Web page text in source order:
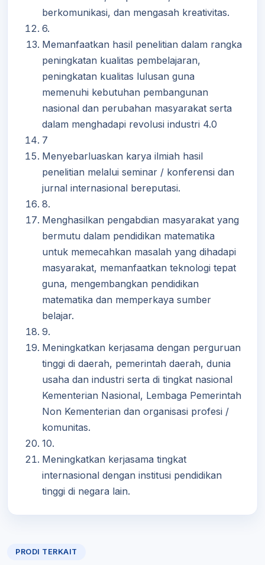
berkomunikasi, dan mengasah kreativitas.
6.
Memanfaatkan hasil penelitian dalam rangka
peningkatan kualitas pembelajaran,
peningkatan kualitas lulusan guna
memenuhi kebutuhan pembangunan
nasional dan perubahan masyarakat serta
dalam menghadapi revolusi industri 4.0
7
Menyebarluaskan karya ilmiah hasil
penelitian melalui seminar / konferensi dan
jurnal internasional bereputasi.
8.
Menghasilkan pengabdian masyarakat yang
bermutu dalam pendidikan matematika
untuk memecahkan masalah yang dihadapi
masyarakat, memanfaatkan teknologi tepat
guna, mengembangkan pendidikan
matematika dan memperkaya sumber
belajar.
9.
Meningkatkan kerjasama dengan perguruan
tinggi di daerah, pemerintah daerah, dunia
usaha dan industri serta di tingkat nasional
Kementerian Nasional, Lembaga Pemerintah
Non Kementerian dan organisasi profesi /
komunitas.
10.
Meningkatkan kerjasama tingkat
internasional dengan institusi pendidikan
tinggi di negara lain.
PRODI TERKAIT